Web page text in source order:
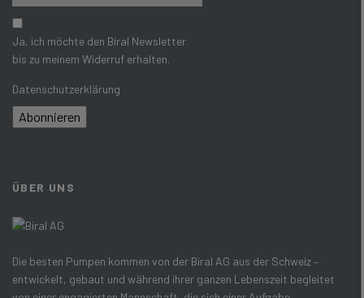
Ja, ich möchte den Biral Newsletter
bis zu meinem Widerruf erhalten.
Datenschutzerklärung
Abonnieren
ÜBER UNS
Die besten Pumpen kommen von der Biral AG aus der Schweiz –
entwickelt, gebaut und während ihrer ganzen Lebenszeit begleitet